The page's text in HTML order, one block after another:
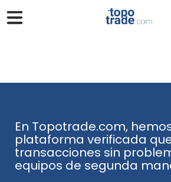
En Topotrade.com,
plataforma verificada
transacciones sin
equipos de segunda